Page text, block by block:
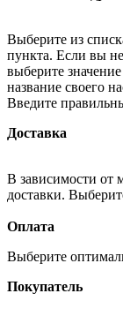
Выберите из
пункта. Если вы
выберите
название своего
Введите
Доставка
В зависимости от
доставки.
Оплата
Выберите
Покупатель